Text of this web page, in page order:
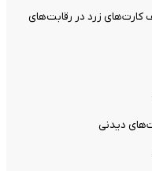
کارت‌های زرد در رقابت‌های
دیدنی